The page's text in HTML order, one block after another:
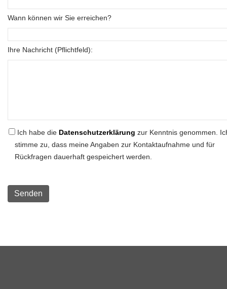
Wann können wir Sie erreichen?
Ihre Nachricht (Pflichtfeld):
Ich habe die Datenschutzerklärung zur Kenntnis genommen.
stimme zu, dass meine Angaben zur Kontaktaufnahme und für
Rückfragen dauerhaft gespeichert werden.